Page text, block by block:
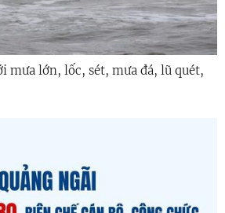
mưa lớn, lốc, sét, mưa đá, lũ quét,